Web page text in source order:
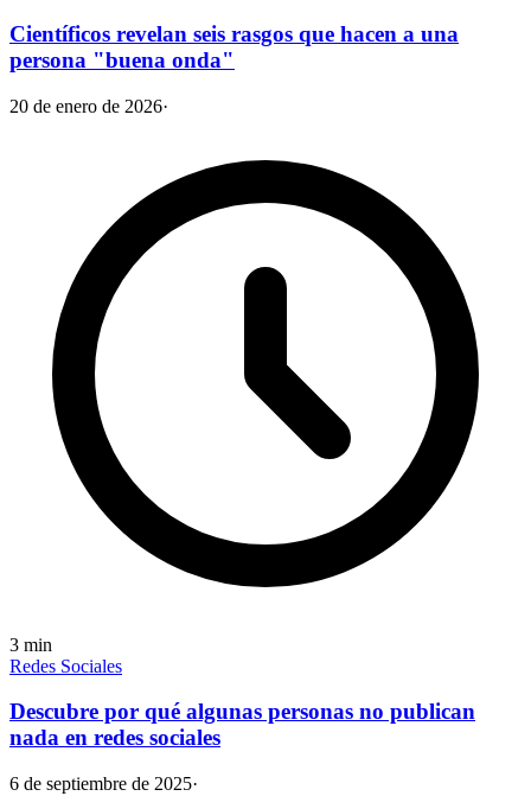
Científicos revelan seis rasgos que hacen a una
persona "buena onda"
20 de enero de 2026·
3 min
Redes Sociales
Descubre por qué algunas personas no publican
nada en redes sociales
6 de septiembre de 2025·